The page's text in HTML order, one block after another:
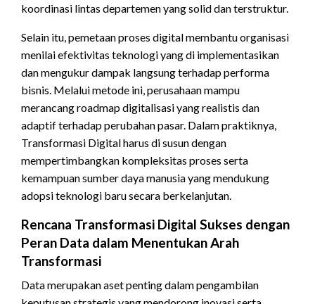
koordinasi lintas departemen yang solid dan terstruktur.
Selain itu, pemetaan proses digital membantu organisasi
menilai efektivitas teknologi yang di implementasikan
dan mengukur dampak langsung terhadap performa
bisnis. Melalui metode ini, perusahaan mampu
merancang roadmap digitalisasi yang realistis dan
adaptif terhadap perubahan pasar. Dalam praktiknya,
Transformasi Digital harus di susun dengan
mempertimbangkan kompleksitas proses serta
kemampuan sumber daya manusia yang mendukung
adopsi teknologi baru secara berkelanjutan.
Rencana Transformasi Digital Sukses dengan
Peran Data dalam Menentukan Arah
Transformasi
Data merupakan aset penting dalam pengambilan